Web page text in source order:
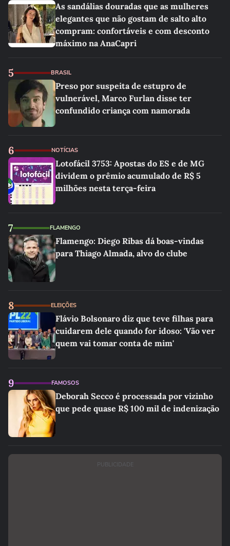
As sandálias douradas que as mulheres
elegantes que não gostam de salto alto
compram: confortáveis e com desconto
máximo na AnaCapri
5 BRASIL
Preso por suspeita de estupro de
vulnerável, Marco Furlan disse ter
confundido criança com namorada
6 NOTÍCIAS
Lotofácil 3753: Apostas do ES e de MG
dividem o prêmio acumulado de R$ 5
milhões nesta terça-feira
7 FLAMENGO
Flamengo: Diego Ribas dá boas-vindas
para Thiago Almada, alvo do clube
8 ELEIÇÕES
Flávio Bolsonaro diz que teve filhas para
cuidarem dele quando for idoso: 'Vão ver
quem vai tomar conta de mim'
9 FAMOSOS
Deborah Secco é processada por vizinho
que pede quase R$ 100 mil de indenização
PUBLICIDADE